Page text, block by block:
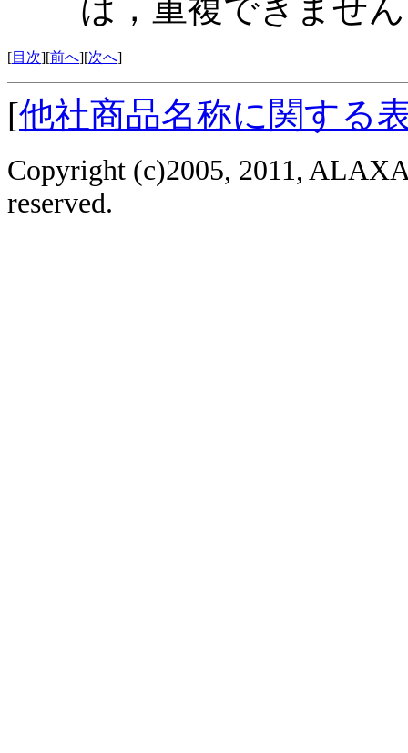
は，重複できませ
[目次][前へ][次へ]
[他社商品名称に関する
Copyright (c)2005, 2011,
reserved.